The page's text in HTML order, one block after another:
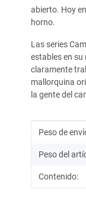
abierto. Hoy
horno.
Las series
estables en
claramente
mallorquina
la gente del
Valor
Peso de
Peso del
Contenido: